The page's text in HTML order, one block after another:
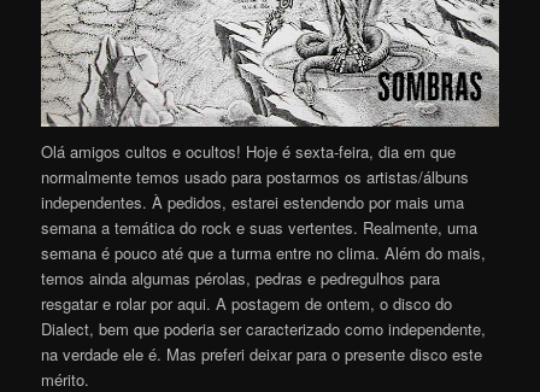
Olá amigos cultos e ocultos! Hoje é sexta-feira, dia em que
normalmente temos usado para postarmos os artistas/álbuns
independentes. À pedidos, estarei estendendo por mais uma
semana a temática do rock e suas vertentes. Realmente, uma
semana é pouco até que a turma entre no clima. Além do mais,
temos ainda algumas pérolas, pedras e pedregulhos para
resgatar e rolar por aqui. A postagem de ontem, o disco do
Dialect, bem que poderia ser caracterizado como independente,
na verdade ele é. Mas preferi deixar para o presente disco este
mérito.